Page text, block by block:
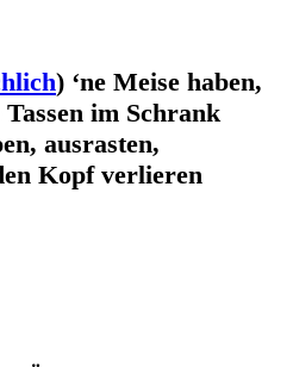
) ‘ne Meise haben,
im Schrank
ausrasten,
Kopf verlieren